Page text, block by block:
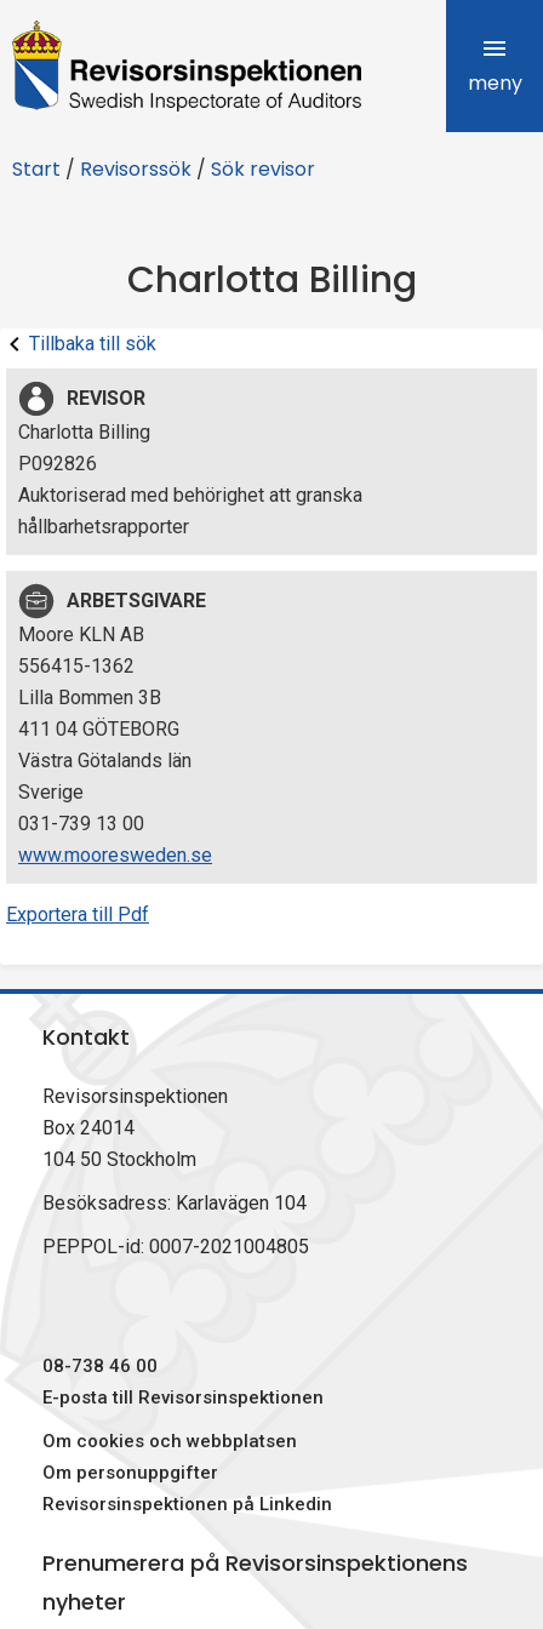
R
e
i
r
s
i
n
s
p
e
k
t
i
o
n
e
meny
Start / Revisorssök / Sök revisor
Charlotta Billing
Tillbaka till sök
REVISOR
Charlotta Billing
P092826
Auktoriserad med behörighet att granska
hållbarhetsrapporter
ARBETSGIVARE
Moore KLN AB
556415-1362
Lilla Bommen 3B
411 04 GÖTEBORG
Västra Götalands län
Sverige
031-739 13 00
www.mooresweden.se
Exportera till Pdf
Kontakt
Revisorsinspektionen
Box 24014
104 50 Stockholm
Besöksadress: Karlavägen 104
PEPPOL-id: 0007-2021004805
08-738 46 00
E-posta till Revisorsinspektionen
Om cookies och webbplatsen
Om personuppgifter
Revisorsinspektionen på Linkedin
Prenumerera på Revisorsinspektionens
nyheter